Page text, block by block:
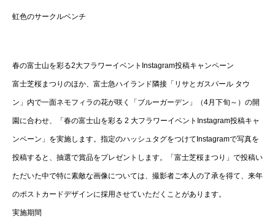
虹色のサークルベンチ
春の富士山を彩る2大フラワーイベントInstagram投稿キャンペーン
富士芝桜まつりのほか、富士急ハイランド隣接「リサとガスパール タウ
ン」内で一面ネモフィラの花が咲く「ブルーガーデン」（4月下旬～）の開
園に合わせ、「春の富士山を彩る 2 大フラワーイベントInstagram投稿キャ
ンペーン」を実施します。指定のハッシュタグをつけてInstagramで写真を
投稿すると、抽選で賞品をプレゼントします。「富士芝桜まつり」で投稿い
ただいた中で特に素敵な画像については、撮影者ご本人の了承を得て、来年
のポストカードデザインに採用させていただくことがあります。
実施期間